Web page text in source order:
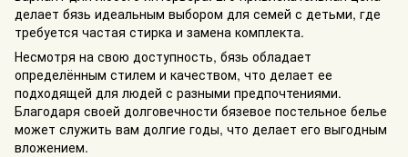
делает бязь идеальным выбором для семей с детьми, где
требуется частая стирка и замена комплекта.
Несмотря на свою доступность, бязь обладает
определённым стилем и качеством, что делает ее
подходящей для людей с разными предпочтениями.
Благодаря своей долговечности бязевое постельное белье
может служить вам долгие годы, что делает его выгодным
вложением.